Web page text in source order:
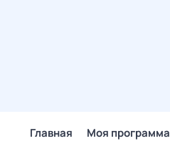
Главная Моя программа